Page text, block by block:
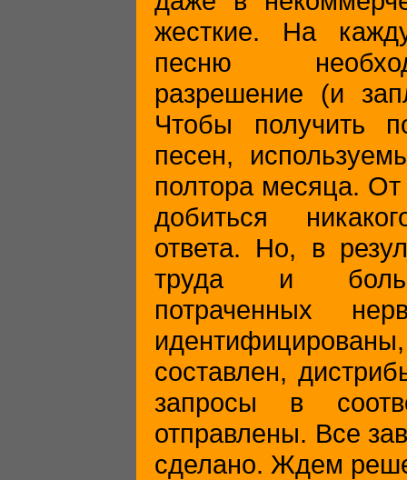
жесткие. На
песню
разрешение (и
Чтобы получить
песен,
полтора месяца.
добиться
ответа. Но, в
труда и
потраченных
составлен,
запросы в
отправлены. Все
сделано. Ждем